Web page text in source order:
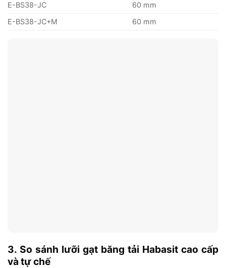
E-BS38-JC 60 mm
E-BS38-JC+M
60 mm
3. So sánh lưỡi gạt băng tải Habasit cao cấp
và tự chế